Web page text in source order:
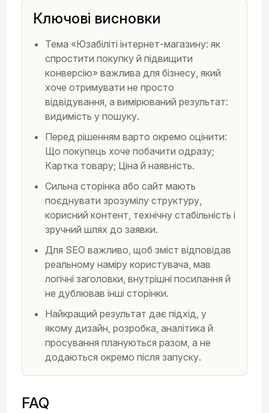
Ключові висновки
Тема «Юзабіліті інтернет-магазину: як
спростити покупку й підвищити
конверсію» важлива для бізнесу, який
хоче отримувати не просто
відвідування, а вимірюваний результат:
видимість у пошуку.
Перед рішенням варто окремо оцінити:
Що покупець хоче побачити одразу;
Картка товару; Ціна й наявність.
Сильна сторінка або сайт мають
поєднувати зрозумілу структуру,
корисний контент, технічну стабільність і
зручний шлях до заявки.
Для SEO важливо, щоб зміст відповідав
реальному наміру користувача, мав
логічні заголовки, внутрішні посилання й
не дублював інші сторінки.
Найкращий результат дає підхід, у
якому дизайн, розробка, аналітика й
просування плануються разом, а не
додаються окремо після запуску.
FAQ